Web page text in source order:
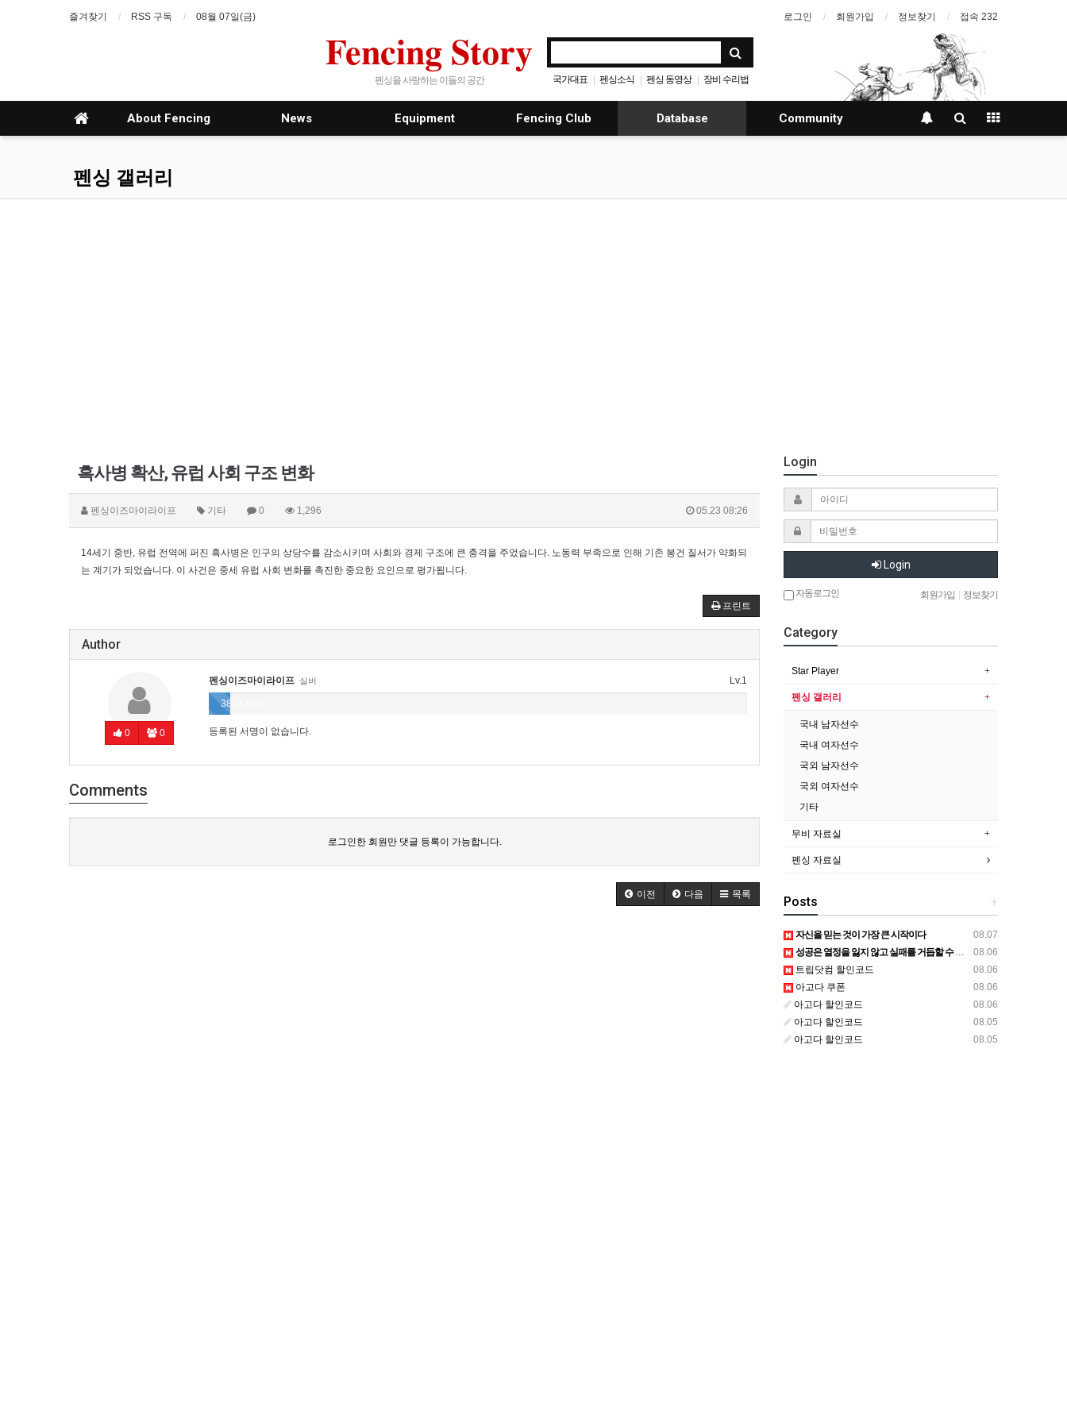
즐겨찾기 RSS 구독 08월 07일(금) 로그인 회원가입 정보찾기 접속 232
Fencing Story
펜싱을 사랑하는 이들의 공간 국가대표 | 펜싱소식 | 펜싱 동영상 | 장비 수리법
About Fencing News Equipment Fencing Club Database Community
펜싱 갤러리
흑사병 확산, 유럽 사회 구조 변화
펜싱이즈마이라이프 기타 0 1,296 05.23 08:26
14세기 중반, 유럽 전역에 퍼진 흑사병은 인구의 상당수를 감소시키며 사회와 경제 구조에 큰 충격을 주었습니다. 노동력 부족으로 인해 기존 봉건 질서가 약화되
는 계기가 되었습니다. 이 사건은 중세 유럽 사회 변화를 촉진한 중요한 요인으로 평가됩니다.
프린트
Author
0 0
Lv.1
펜싱이즈마이라이프 실버
38 (3.8%)
등록된 서명이 없습니다.
Comments
로그인한 회원만 댓글 등록이 가능합니다.
이전 다음 목록
Login
Login
자동로그인 회원가입 정보찾기
Category
Star Player
펜싱 갤러리
국내 남자선수
국내 여자선수
국외 남자선수
국외 여자선수
기타
무비 자료실
펜싱 자료실
+
Posts
08.07
자신을 믿는 것이 가장 큰 시작이다
08.06
성공은 열정을 잃지 않고 실패를 거듭할 수 있는 능력이다
08.06
트립닷컴 할인코드
08.06
아고다 쿠폰
08.06
아고다 할인코드
08.05
아고다 할인코드
08.05
아고다 할인코드